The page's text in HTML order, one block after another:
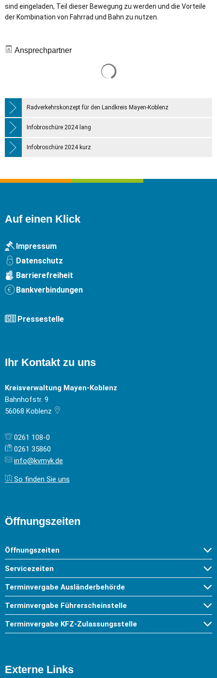
sind eingeladen, Teil dieser Bewegung zu werden und die Vorteile
der Kombination von Fahrrad und Bahn zu nutzen.
Ansprechpartner
Radverkehrskonzept für den Landkreis Mayen-Koblenz
Infobroschüre 2024 lang
Infobroschüre 2024 kurz
Auf einen Klick
Impressum
Datenschutz
Barrierefreiheit
Bankverbindungen
Pressestelle
Ihr Kontakt zu uns
Kreisverwaltung Mayen-Koblenz
Bahnhofstr. 9
56068 Koblenz
0261 108-0
0261 35860
info@kvmyk.de
So finden Sie uns
Öffnungszeiten
Öffnungszeiten
Servicezeiten
Terminvergabe Ausländerbehörde
Terminvergabe Führerscheinstelle
Terminvergabe KFZ-Zulassungsstelle
Externe Links